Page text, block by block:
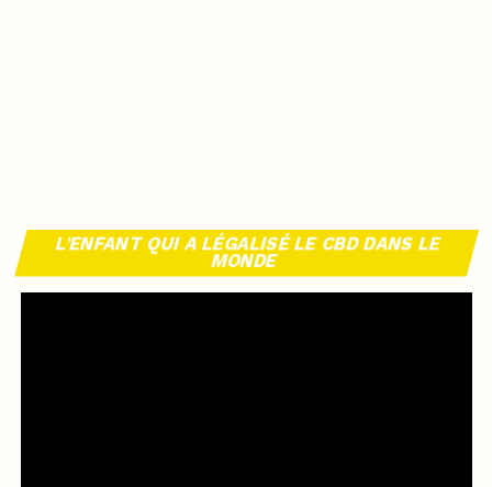
L’ENFANT QUI A LÉGALISÉ LE CBD DANS LE
MONDE